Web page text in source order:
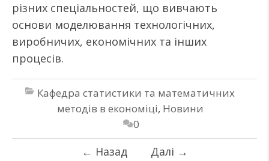
різних спеціальностей, що вивчають
основи моделювання технологічних,
виробничих, економічних та інших
процесів.
Кафедра статистики та математичних
методів в економіці, Новини
0
← Назад Далі →